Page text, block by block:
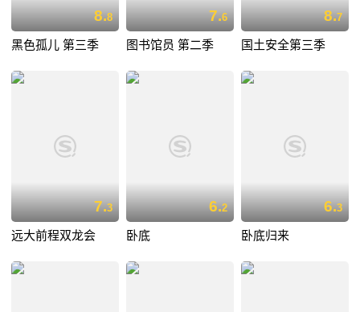
8.8
黑色孤儿 第三季
7.6
图书馆员 第二季
8.7
国土安全第三季
7.3
远大前程双龙会
6.2
卧底
6.3
卧底归来